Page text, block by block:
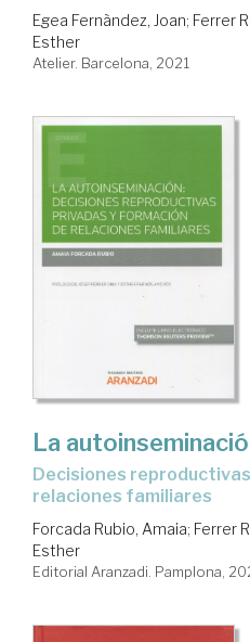
Egea Fernàndez, Joan; Ferrer
Esther
Atelier. Barcelona, 2021
La
decisiones reproductivas privadas y formación de
relaciones familiares
Forcada Rubio, Amaia; Ferrer
Esther
Editorial Aranzadi. Pamplona,